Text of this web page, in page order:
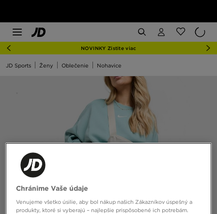
NOVINKY Zistite viac
JD Sports Ženy Oblečenie Nohavice
Chránime Vaše údaje
Venujeme všetko úsilie, aby bol nákup našich Zákazníkov úspešný a
produkty, ktoré si vyberajú – najlepšie prispôsobené ich potrebám.